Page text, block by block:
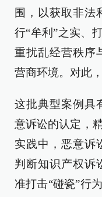
围，以获取非法
行“牟利”之实、
重扰乱经营秩序
营商环境。对此
这批典型案例具
意诉讼的认定，
实践中，恶意诉
判断知识产权诉
准打击“碰瓷”行